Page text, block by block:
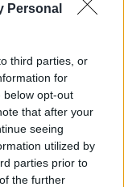
Personal
third parties, or
for
below opt-out
that after your
seeing
utilized by
parties prior to
the further